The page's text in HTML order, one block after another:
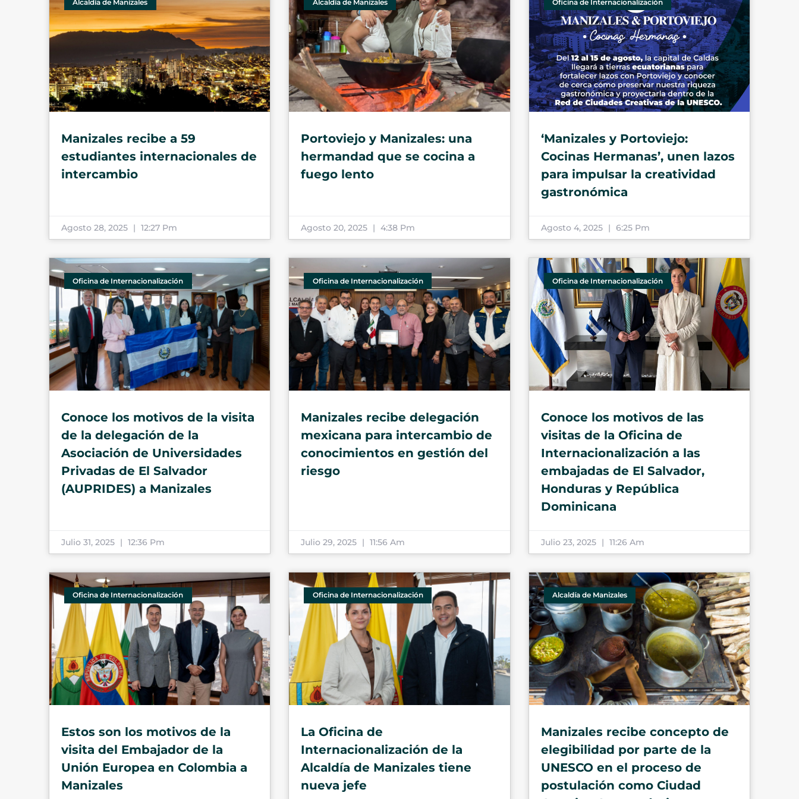
Alcaldía de Manizales
Manizales recibe a 59
estudiantes internacionales de
intercambio
Agosto 28, 2025 12:27 Pm
Alcaldía de Manizales
Portoviejo y Manizales: una
hermandad que se cocina a
fuego lento
Agosto 20, 2025 4:38 Pm
Oficina de Internacionalización
‘Manizales y Portoviejo:
Cocinas Hermanas’, unen lazos
para impulsar la creatividad
gastronómica
Agosto 4, 2025 6:25 Pm
Oficina de Internacionalización
Conoce los motivos de la visita
de la delegación de la
Asociación de Universidades
Privadas de El Salvador
(AUPRIDES) a Manizales
Julio 31, 2025 12:36 Pm
Oficina de Internacionalización
Manizales recibe delegación
mexicana para intercambio de
conocimientos en gestión del
riesgo
Julio 29, 2025 11:56 Am
Oficina de Internacionalización
Conoce los motivos de las
visitas de la Oficina de
Internacionalización a las
embajadas de El Salvador,
Honduras y República
Dominicana
Julio 23, 2025 11:26 Am
Oficina de Internacionalización
Estos son los motivos de la
visita del Embajador de la
Unión Europea en Colombia a
Manizales
Oficina de Internacionalización
La Oficina de
Internacionalización de la
Alcaldía de Manizales tiene
nueva jefe
Alcaldía de Manizales
Manizales recibe concepto de
elegibilidad por parte de la
UNESCO en el proceso de
postulación como Ciudad